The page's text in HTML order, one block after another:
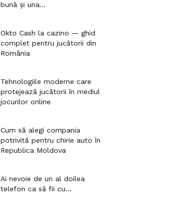
bună și una...
Okto Cash la cazino — ghid
complet pentru jucătorii din
România
Tehnologiile moderne care
protejează jucătorii în mediul
jocurilor online
Cum să alegi compania
potrivită pentru chirie auto în
Republica Moldova
Ai nevoie de un al doilea
telefon ca să fii cu...